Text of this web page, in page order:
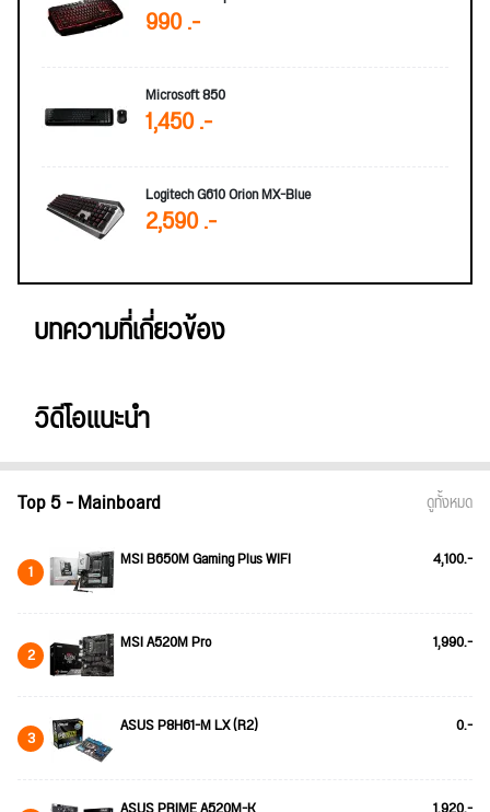
990 .-
Microsoft 850
1,450 .-
Logitech G610 Orion MX-Blue
2,590 .-
บทความที่เกี่ยวข้อง
วิดีโอแนะนำ
Top 5 - Mainboard ดูทั้งหมด
1 MSI B650M Gaming Plus WIFI 4,100.-
2 MSI A520M Pro 1,990.-
3 ASUS P8H61-M LX (R2) 0.-